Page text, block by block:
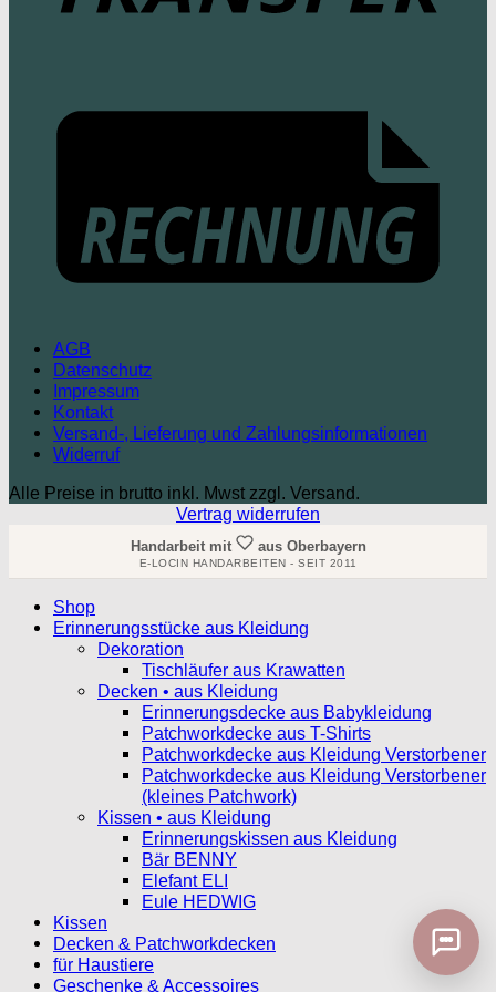
AGB
Datenschutz
Impressum
Kontakt
Versand-, Lieferung und Zahlungsinformationen
Widerruf
Alle Preise in brutto inkl. Mwst zzgl. Versand.
Vertrag widerrufen
Handarbeit mit aus Oberbayern
E-LOCIN HANDARBEITEN - SEIT 2011
Shop
Erinnerungsstücke aus Kleidung
Dekoration
Tischläufer aus Krawatten
Decken • aus Kleidung
Erinnerungsdecke aus Babykleidung
Patchworkdecke aus T-Shirts
Patchworkdecke aus Kleidung Verstorbener
Patchworkdecke aus Kleidung Verstorbener
(kleines Patchwork)
Kissen • aus Kleidung
Erinnerungskissen aus Kleidung
Bär BENNY
Elefant ELI
Eule HEDWIG
Kissen
Decken & Patchworkdecken
für Haustiere
Geschenke & Accessoires